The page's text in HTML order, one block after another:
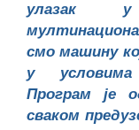
улазак
смо машину
у
Програм је
сваком